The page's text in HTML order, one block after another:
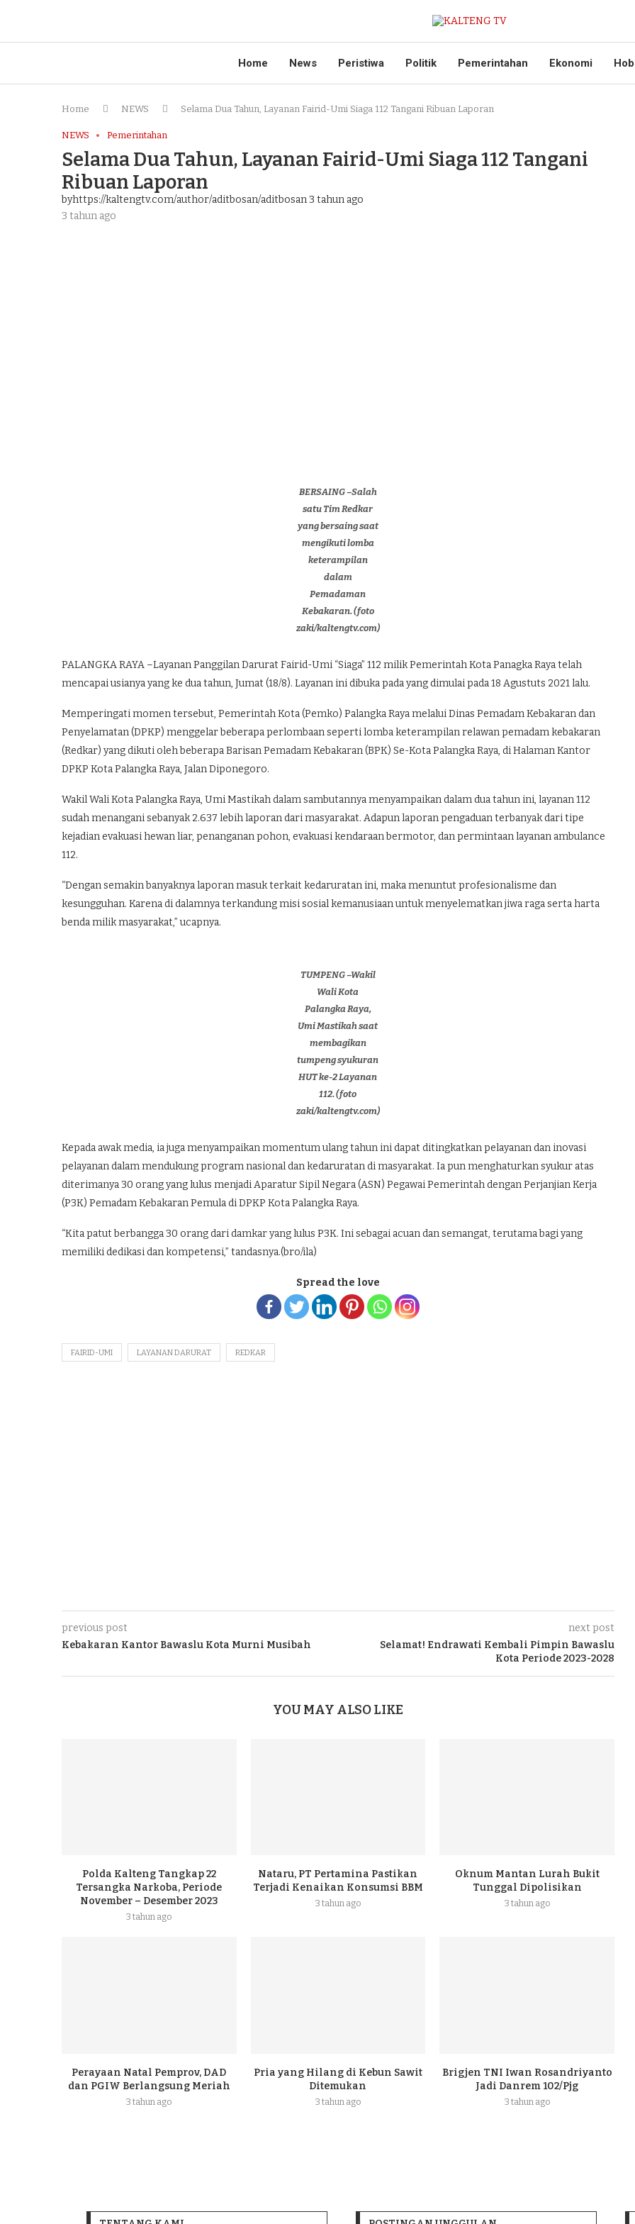
Home News Peristiwa Politik Pemerintahan Ekonomi
Home NEWS Selama Dua Tahun, Layanan Fairid-Umi Siaga 112 Tangani Ribuan Laporan
NEWS Pemerintahan
Selama Dua Tahun, Layanan Fairid-Umi Siaga 112 Tangani
Ribuan Laporan
byhttps://kaltengtv.com/author/aditbosan/aditbosan3 tahun ago
3 tahun ago
BERSAING –Salah
satu Tim Redkar
yang bersaing saat
mengikuti lomba
keterampilan
dalam
Pemadaman
Kebakaran. (foto
zaki/kaltengtv.com)
PALANGKA RAYA –Layanan Panggilan Darurat Fairid-Umi “Siaga” 112 milik Pemerintah Kota Panagka Raya telah
mencapai usianya yang ke dua tahun, Jumat (18/8). Layanan ini dibuka pada yang dimulai pada 18 Agustuts 2021 lalu.
Memperingati momen tersebut, Pemerintah Kota (Pemko) Palangka Raya melalui Dinas Pemadam Kebakaran dan
Penyelamatan (DPKP) menggelar beberapa perlombaan seperti lomba keterampilan relawan pemadam kebakaran
(Redkar) yang dikuti oleh beberapa Barisan Pemadam Kebakaran (BPK) Se-Kota Palangka Raya, di Halaman Kantor
DPKP Kota Palangka Raya, Jalan Diponegoro.
Wakil Wali Kota Palangka Raya, Umi Mastikah dalam sambutannya menyampaikan dalam dua tahun ini, layanan 112
sudah menangani sebanyak 2.637 lebih laporan dari masyarakat. Adapun laporan pengaduan terbanyak dari tipe
kejadian evakuasi hewan liar, penanganan pohon, evakuasi kendaraan bermotor, dan permintaan layanan ambulance
112.
“Dengan semakin banyaknya laporan masuk terkait kedaruratan ini, maka menuntut profesionalisme dan
kesungguhan. Karena di dalamnya terkandung misi sosial kemanusiaan untuk menyelematkan jiwa raga serta harta
benda milik masyarakat,” ucapnya.
TUMPENG –Wakil
Wali Kota
Palangka Raya,
Umi Mastikah saat
membagikan
tumpeng syukuran
HUT ke-2 Layanan
112. (foto
zaki/kaltengtv.com)
Kepada awak media, ia juga menyampaikan momentum ulang tahun ini dapat ditingkatkan pelayanan dan inovasi
pelayanan dalam mendukung program nasional dan kedaruratan di masyarakat. Ia pun menghaturkan syukur atas
diterimanya 30 orang yang lulus menjadi Aparatur Sipil Negara (ASN) Pegawai Pemerintah dengan Perjanjian Kerja
(P3K) Pemadam Kebakaran Pemula di DPKP Kota Palangka Raya.
“Kita patut berbangga 30 orang dari damkar yang lulus P3K. Ini sebagai acuan dan semangat, terutama bagi yang
memiliki dedikasi dan kompetensi,” tandasnya.(bro/ila)
Spread the love
FAIRID-UMI LAYANAN DARURAT REDKAR
previous post
Kebakaran Kantor Bawaslu Kota Murni Musibah
next post
Selamat! Endrawati Kembali Pimpin Bawaslu
Kota Periode 2023-2028
YOU MAY ALSO LIKE
Polda Kalteng Tangkap 22
Tersangka Narkoba, Periode
November – Desember 2023
3 tahun ago
Nataru, PT Pertamina Pastikan
Terjadi Kenaikan Konsumsi BBM
3 tahun ago
Oknum Mantan Lurah Bukit
Tunggal Dipolisikan
3 tahun ago
Perayaan Natal Pemprov, DAD
dan PGIW Berlangsung Meriah
3 tahun ago
Pria yang Hilang di Kebun Sawit
Ditemukan
3 tahun ago
Brigjen TNI Iwan Rosandriyanto
Jadi Danrem 102/Pjg
3 tahun ago